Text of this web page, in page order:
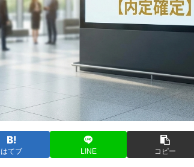
はてブ LINE コピー